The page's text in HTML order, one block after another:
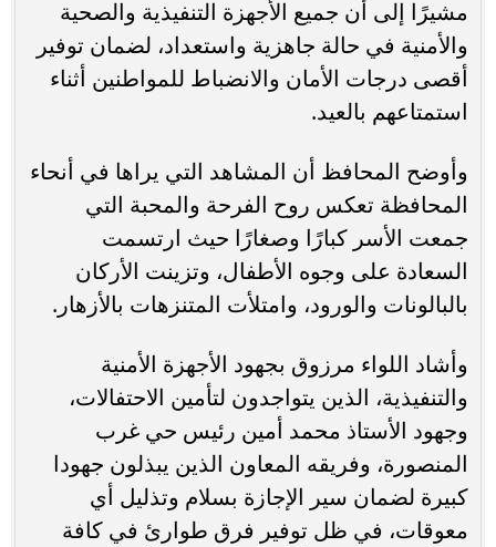
مشيرًا إلى أن جميع الأجهزة التنفيذية والصحية
والأمنية في حالة جاهزية واستعداد، لضمان توفير
أقصى درجات الأمان والانضباط للمواطنين أثناء
استمتاعهم بالعيد.
وأوضح المحافظ أن المشاهد التي يراها في أنحاء
المحافظة تعكس روح الفرحة والمحبة التي
جمعت الأسر كبارًا وصغارًا حيث ارتسمت
السعادة على وجوه الأطفال، وتزينت الأركان
بالبالونات والورود، وامتلأت المتنزهات بالأزهار.
وأشاد اللواء مرزوق بجهود الأجهزة الأمنية
والتنفيذية، الذين يتواجدون لتأمين الاحتفالات،
وجهود الأستاذ محمد أمين رئيس حي غرب
المنصورة، وفريقه المعاون الذين يبذلون جهودا
كبيرة لضمان سير الإجازة بسلام وتذليل أي
معوقات، في ظل توفير فرق طوارئ في كافة